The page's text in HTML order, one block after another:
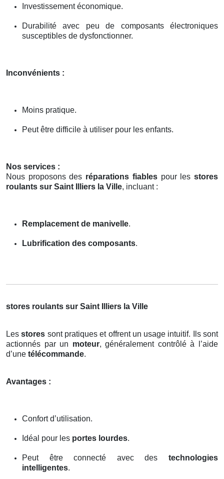
Investissement économique.
Durabilité avec peu de composants électroniques
susceptibles de dysfonctionner.
Inconvénients :
Moins pratique.
Peut être difficile à utiliser pour les enfants.
Nos services :
Nous proposons des réparations fiablespour lesstores
roulants sur Saint Illiers la Ville, incluant :
Remplacement de manivelle.
Lubrification des composants.
stores roulants sur Saint Illiers la Ville
Lesstores sont pratiques et offrent un usage intuitif. Ils sont
actionnés par un moteur, généralement contrôlé à l’aide
d’une télécommande.
Avantages :
Confort d’utilisation.
Idéal pour les portes lourdes.
Peut être connecté avec des technologies
intelligentes.